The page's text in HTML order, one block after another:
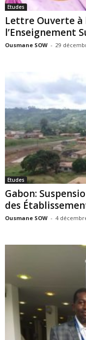
Etudes
Lettre Ouverte
l’Enseignement
Ousmane SOW - 29
Etudes
Gabon:
des
Ousmane SOW - 4